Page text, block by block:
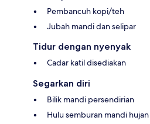
Pembancuh kopi/teh
Jubah mandi dan selipar
Tidur dengan nyenyak
Cadar katil disediakan
Segarkan diri
Bilik mandi persendirian
Hulu semburan mandi hujan